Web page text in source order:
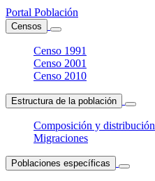
Portal Población
Censos
Censo 1991
Censo 2001
Censo 2010
Estructura de la población
Composición y distribución
Migraciones
Poblaciones específicas